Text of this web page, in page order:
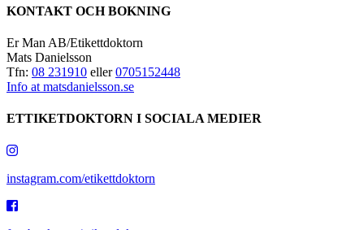
KONTAKT OCH BOKNING
Er Man AB/Etikettdoktorn
Mats Danielsson
Tfn: 08 231910 eller0705152448
Info at matsdanielsson.se
ETTIKETDOKTORN I SOCIALA MEDIER
instagram.com/etikettdoktorn